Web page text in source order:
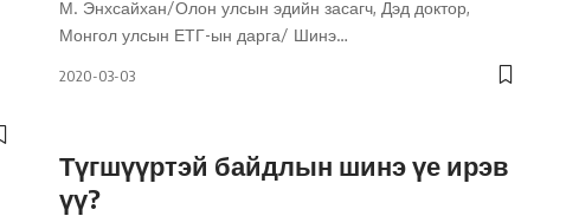
ШИНЭ ТОЛЬ СЭТГҮҮЛ
ЭДИЙН ЗАСАГ
М. Энхсайхан/Олон улсын эдийн засагч, Дэд доктор,
Монгол улсын ЕТГ-ын дарга/ Шинэ…
2020-03-03
Түгшүүртэй байдлын шинэ үе ирэв
үү?